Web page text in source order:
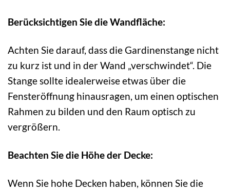
Berücksichtigen Sie die Wandfläche:
Achten Sie darauf, dass die Gardinenstange nicht
zu kurz ist und in der Wand „verschwindet“. Die
Stange sollte idealerweise etwas über die
Fensteröffnung hinausragen, um einen optischen
Rahmen zu bilden und den Raum optisch zu
vergrößern.
Beachten Sie die Höhe der Decke:
Wenn Sie hohe Decken haben, können Sie die